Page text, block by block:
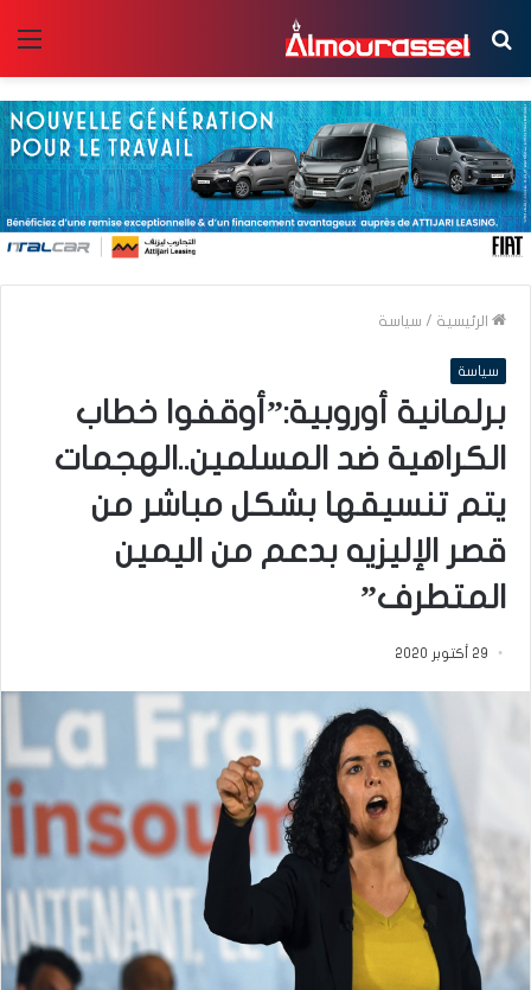
بحث
عن
الرئيسية / سياسة
سياسة
برلمانية أوروبية:”أوقفوا خطاب
الكراهية ضد المسلمين..الهجمات
يتم تنسيقها بشكل مباشر من
قصر الإليزيه بدعم من اليمين
المتطرف”
29 أكتوبر 2020